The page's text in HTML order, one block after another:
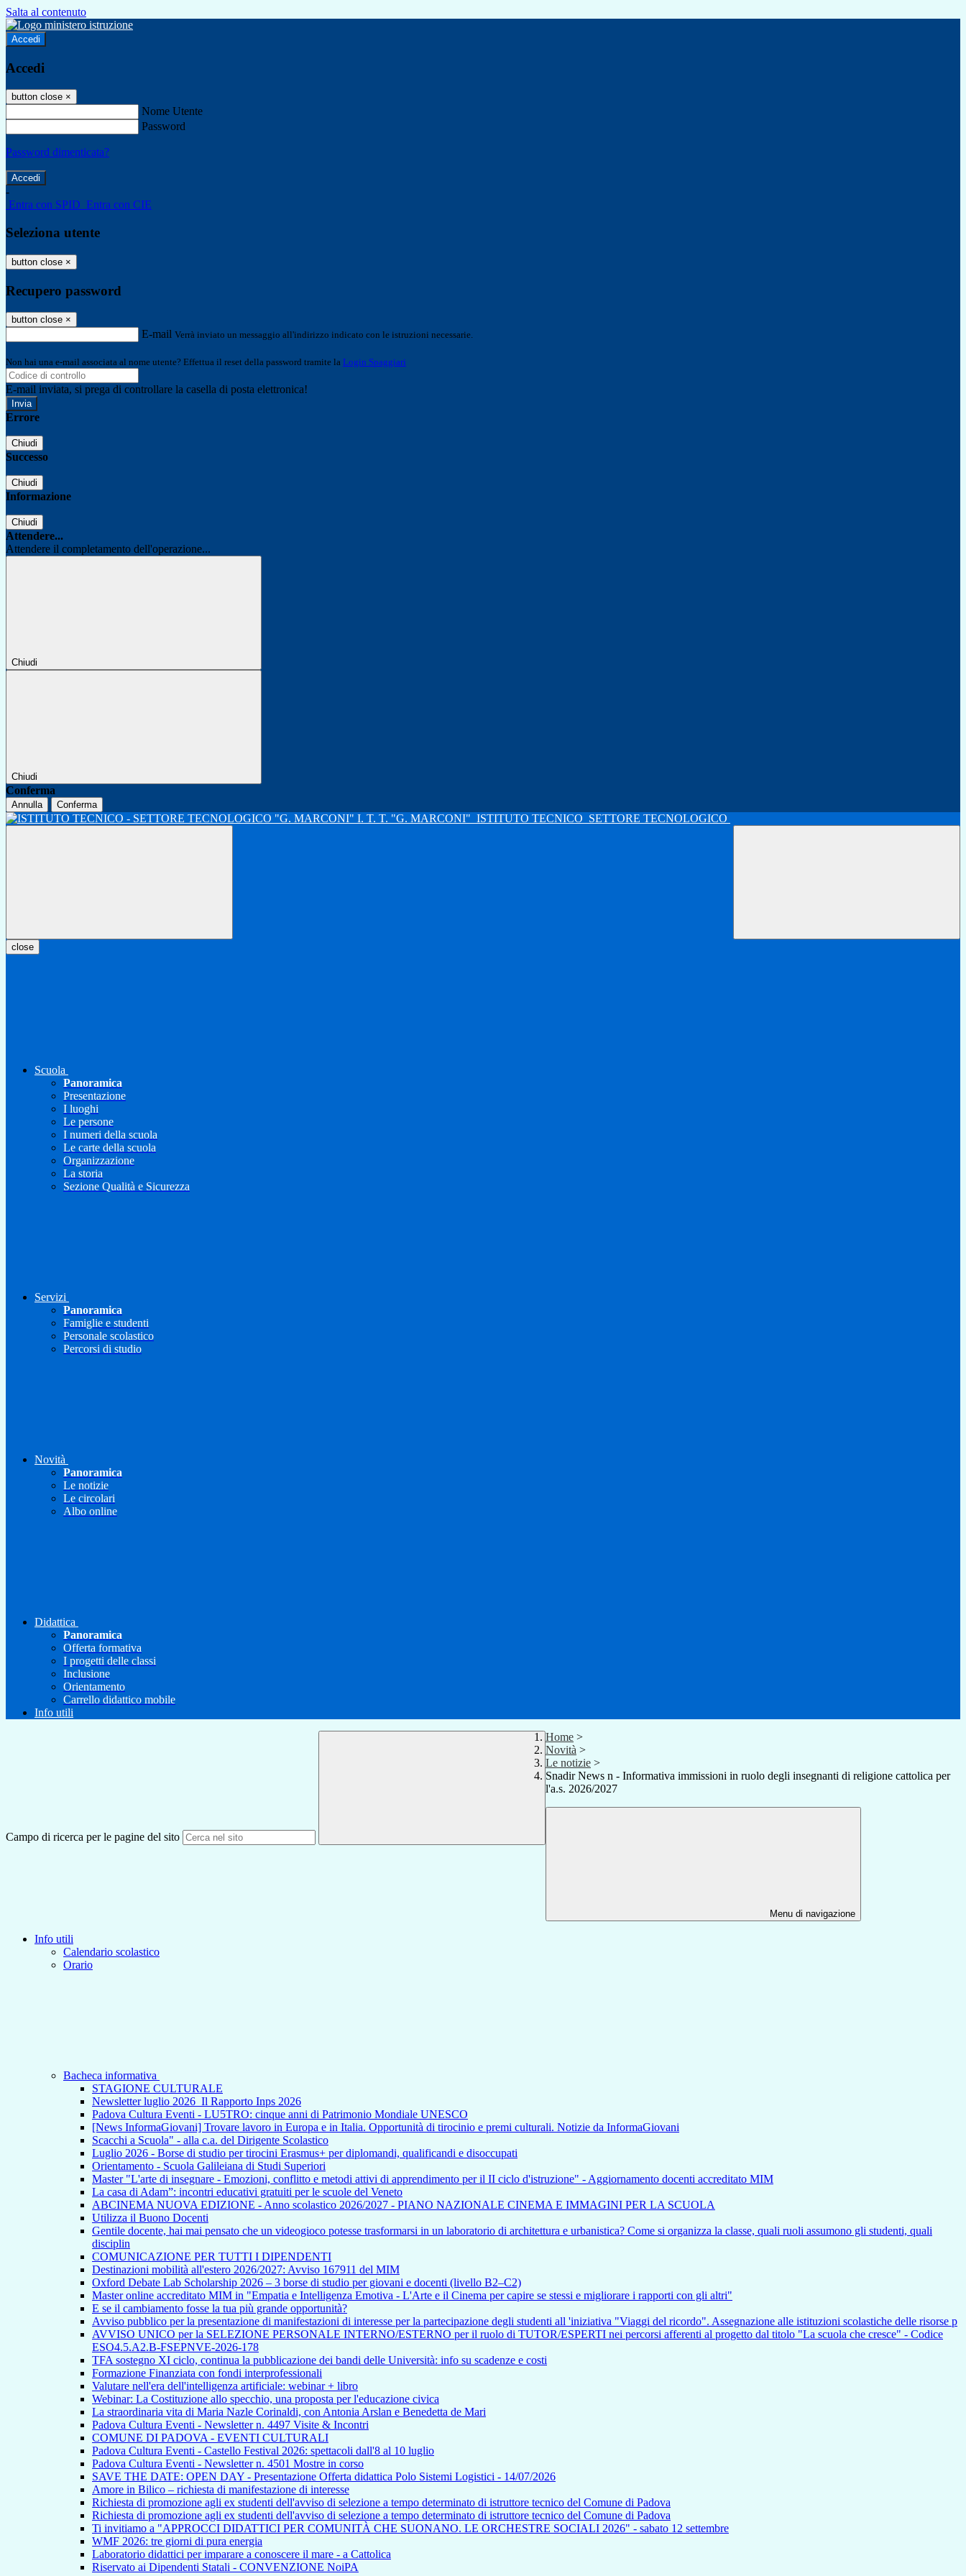
Salta al contenuto
Accedi
Accedi
button close ×
Nome Utente
Password
Password dimenticata?
-
Entra con SPID Entra con CIE
Seleziona utente
button close ×
Recupero password
button close ×
E-mail Verrà inviato un messaggio all'indirizzo indicato con le istruzioni necessarie.
Non hai una e-mail associata al nome utente? Effettua il reset della password tramite la Login Spaggiari
E-mail inviata, si prega di controllare la casella di posta elettronica!
Errore
Chiudi
Successo
Chiudi
Informazione
Chiudi
Attendere...
Attendere il completamento dell'operazione...
Chiudi
Chiudi
Conferma
Annulla Conferma
I. T. T. "G. MARCONI" ISTITUTO TECNICO SETTORE TECNOLOGICO
close
Scuola
Panoramica
Presentazione
I luoghi
Le persone
I numeri della scuola
Le carte della scuola
Organizzazione
La storia
Sezione Qualità e Sicurezza
Servizi
Panoramica
Famiglie e studenti
Personale scolastico
Percorsi di studio
Novità
Panoramica
Le notizie
Le circolari
Albo online
Didattica
Panoramica
Offerta formativa
I progetti delle classi
Inclusione
Orientamento
Carrello didattico mobile
Info utili
Campo di ricerca per le pagine del sito
Home >
Novità >
Le notizie >
Snadir News n - Informativa immissioni in ruolo degli insegnanti di religione cattolica per
l'a.s. 2026/2027
Menu di navigazione
Info utili
Calendario scolastico
Orario
Bacheca informativa
STAGIONE CULTURALE
Newsletter luglio 2026_Il Rapporto Inps 2026
Padova Cultura Eventi - LU5TRO: cinque anni di Patrimonio Mondiale UNESCO
[News InformaGiovani] Trovare lavoro in Europa e in Italia. Opportunità di tirocinio e premi culturali. Notizie da InformaGiovani
Scacchi a Scuola" - alla c.a. del Dirigente Scolastico
Luglio 2026 - Borse di studio per tirocini Erasmus+ per diplomandi, qualificandi e disoccupati
Orientamento - Scuola Galileiana di Studi Superiori
Master "L'arte di insegnare - Emozioni, conflitto e metodi attivi di apprendimento per il II ciclo d'istruzione" - Aggiornamento docenti accreditato MIM
La casa di Adam”: incontri educativi gratuiti per le scuole del Veneto
ABCINEMA NUOVA EDIZIONE - Anno scolastico 2026/2027 - PIANO NAZIONALE CINEMA E IMMAGINI PER LA SCUOLA
Utilizza il Buono Docenti
Gentile docente, hai mai pensato che un videogioco potesse trasformarsi in un laboratorio di architettura e urbanistica? Come si organizza la classe, quali ruoli assumono gli studenti, quali
disciplin
COMUNICAZIONE PER TUTTI I DIPENDENTI
Destinazioni mobilità all'estero 2026/2027: Avviso 167911 del MIM
Oxford Debate Lab Scholarship 2026 – 3 borse di studio per giovani e docenti (livello B2–C2)
Master online accreditato MIM in "Empatia e Intelligenza Emotiva - L'Arte e il Cinema per capire se stessi e migliorare i rapporti con gli altri"
E se il cambiamento fosse la tua più grande opportunità?
Avviso pubblico per la presentazione di manifestazioni di interesse per la partecipazione degli studenti all 'iniziativa "Viaggi del ricordo". Assegnazione alle istituzioni scolastiche delle risorse p
AVVISO UNICO per la SELEZIONE PERSONALE INTERNO/ESTERNO per il ruolo di TUTOR/ESPERTI nei percorsi afferenti al progetto dal titolo "La scuola che cresce" - Codice
ESO4.5.A2.B-FSEPNVE-2026-178
TFA sostegno XI ciclo, continua la pubblicazione dei bandi delle Università: info su scadenze e costi
Formazione Finanziata con fondi interprofessionali
Valutare nell'era dell'intelligenza artificiale: webinar + libro
Webinar: La Costituzione allo specchio, una proposta per l'educazione civica
La straordinaria vita di Maria Nazle Corinaldi, con Antonia Arslan e Benedetta de Mari
Padova Cultura Eventi - Newsletter n. 4497 Visite & Incontri
COMUNE DI PADOVA - EVENTI CULTURALI
Padova Cultura Eventi - Castello Festival 2026: spettacoli dall'8 al 10 luglio
Padova Cultura Eventi - Newsletter n. 4501 Mostre in corso
SAVE THE DATE: OPEN DAY - Presentazione Offerta didattica Polo Sistemi Logistici - 14/07/2026
Amore in Bilico – richiesta di manifestazione di interesse
Richiesta di promozione agli ex studenti dell'avviso di selezione a tempo determinato di istruttore tecnico del Comune di Padova
Richiesta di promozione agli ex studenti dell'avviso di selezione a tempo determinato di istruttore tecnico del Comune di Padova
Ti invitiamo a "APPROCCI DIDATTICI PER COMUNITÀ CHE SUONANO. LE ORCHESTRE SOCIALI 2026" - sabato 12 settembre
WMF 2026: tre giorni di pura energia
Laboratorio didattici per imparare a conoscere il mare - a Cattolica
Riservato ai Dipendenti Statali - CONVENZIONE NoiPA